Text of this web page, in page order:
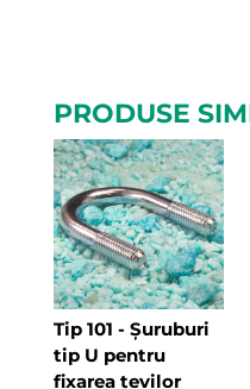
PRODUSE
Tip 101 - Șuruburi
tip U pentru
fixarea țevilor